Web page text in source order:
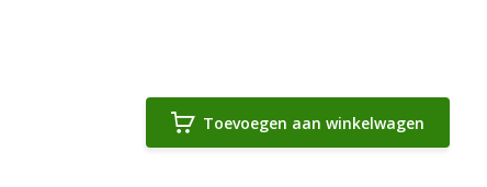
Toevoegen aan winkelwagen